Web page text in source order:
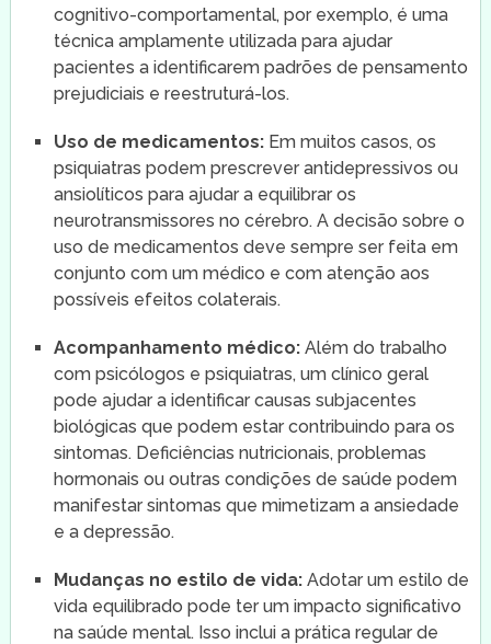
cognitivo-comportamental, por exemplo, é uma
técnica amplamente utilizada para ajudar
pacientes a identificarem padrões de pensamento
prejudiciais e reestruturá-los.
Uso de medicamentos:Em muitos casos, os
psiquiatras podem prescrever antidepressivos ou
ansiolíticos para ajudar a equilibrar os
neurotransmissores no cérebro. A decisão sobre o
uso de medicamentos deve sempre ser feita em
conjunto com um médico e com atenção aos
possíveis efeitos colaterais.
Acompanhamento médico:Além do trabalho
com psicólogos e psiquiatras, um clínico geral
pode ajudar a identificar causas subjacentes
biológicas que podem estar contribuindo para os
sintomas. Deficiências nutricionais, problemas
hormonais ou outras condições de saúde podem
manifestar sintomas que mimetizam a ansiedade
e a depressão.
Mudanças no estilo de vida:Adotar um estilo de
vida equilibrado pode ter um impacto significativo
na saúde mental. Isso inclui a prática regular de